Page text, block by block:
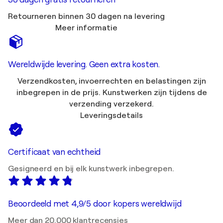
Retourneren binnen 30 dagen na levering
Meer informatie
Wereldwijde levering. Geen extra kosten.
Verzendkosten, invoerrechten en belastingen zijn
inbegrepen in de prijs. Kunstwerken zijn tijdens de
verzending verzekerd.
Leveringsdetails
Certificaat van echtheid
Gesigneerd en bij elk kunstwerk inbegrepen.
Beoordeeld met 4,9/5 door kopers wereldwijd
Meer dan 20.000 klantrecensies